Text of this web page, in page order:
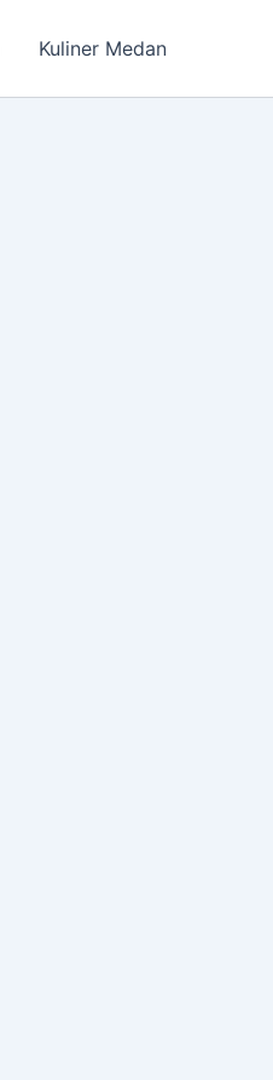
Kuliner Medan